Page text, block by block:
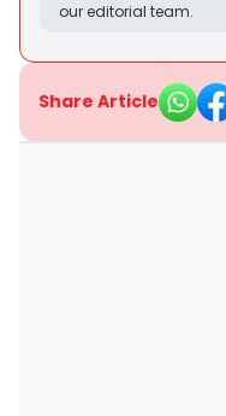
our editorial team.
Share Article